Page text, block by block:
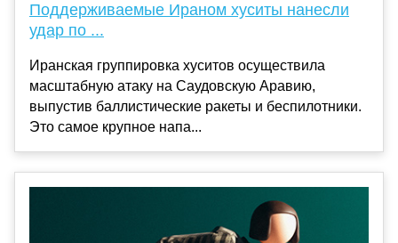
Поддерживаемые Ираном хуситы нанесли
удар по ...
Иранская группировка хуситов осуществила
масштабную атаку на Саудовскую Аравию,
выпустив баллистические ракеты и беспилотники.
Это самое крупное напа...